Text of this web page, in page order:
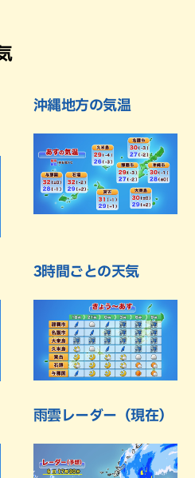
沖縄地方の気温
3時間ごとの天気
雨雲レーダー（現在）